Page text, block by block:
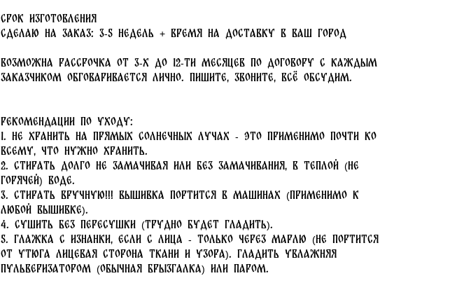
Срок изготовления
Сделаю на заказ: 3-5 недель + время на доставку в ваш город
Возможна рассрочка от 3-х до 12-ти месяцев по договору с каждым
заказчиком обговаривается лично. Пишите, звоните, всё обсудим.
Рекомендации по уходу:
1. Не хранить на прямых солнечных лучах - это применимо почти ко
всему, что нужно хранить.
2. Стирать долго не замачивая или без замачивания, в теплой (не
горячей) воде.
3. Стирать вручную!!! Вышивка портится в машинах (применимо к
любой вышивке).
4. Сушить без пересушки (трудно будет гладить).
5. Глажка с изнанки, если с лица - только через марлю (не портится
от утюга лицевая сторона ткани и узора). Гладить увлажняя
пульверизатором (обычная брызгалка) или паром.